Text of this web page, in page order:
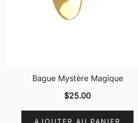
Bague Mystère Magique
$25.00
AJOUTER AU PANIER